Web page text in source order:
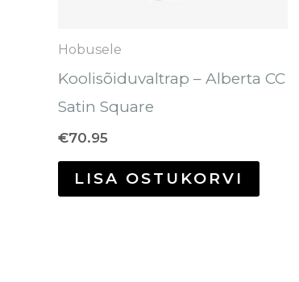
Hobusele
Koolisõiduvaltrap – Alberta CC
Satin Square
€70.95
LISA OSTUKORVI